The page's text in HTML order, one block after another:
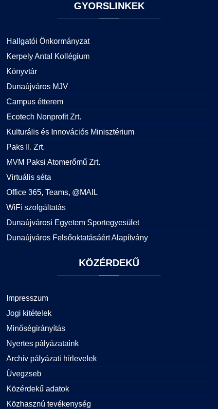
GYORSLINKEK
Hallgatói Önkormányzat
Kerpely Antal Kollégium
Könyvtár
Dunaújváros MJV
Campus étterem
Ecotech Nonprofit Zrt.
Kulturális és Innovációs Minisztérium
Paks II. Zrt.
MVM Paksi Atomerőmű Zrt.
Virtuális séta
Office 365, Teams, @MAIL
WiFi szolgáltatás
Dunaújvárosi Egyetem Sportegyesület
Dunaújváros Felsőoktatásáért Alapítvány
KÖZÉRDEKŰ
Impresszum
Jogi kitételek
Minőségirányítás
Nyertes pályázataink
Archív pályázati hírlevelek
Üvegzseb
Közérdekű adatok
Közhasznú tevékenység